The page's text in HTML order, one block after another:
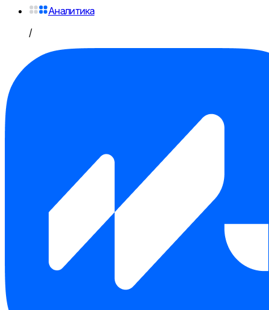
Аналитика
/